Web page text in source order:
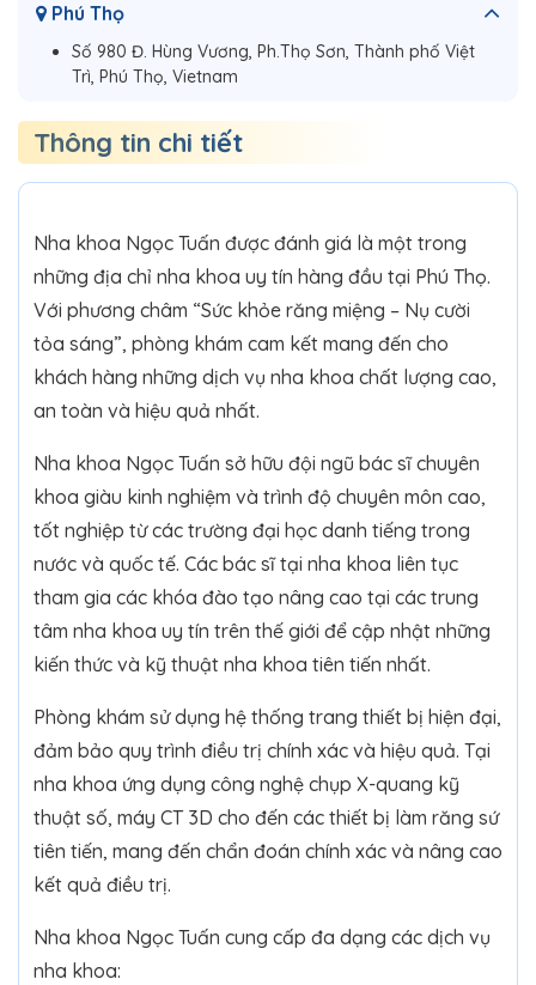
Phú Thọ
Số 980 Đ. Hùng Vương, Ph.Thọ Sơn, Thành phố Việt
Trì, Phú Thọ, Vietnam
Thông tin chi tiết
Nha khoa Ngọc Tuấn được đánh giá là một trong
những địa chỉ nha khoa uy tín hàng đầu tại Phú Thọ.
Với phương châm “Sức khỏe răng miệng – Nụ cười
tỏa sáng”, phòng khám cam kết mang đến cho
khách hàng những dịch vụ nha khoa chất lượng cao,
an toàn và hiệu quả nhất.
Nha khoa Ngọc Tuấn sở hữu đội ngũ bác sĩ chuyên
khoa giàu kinh nghiệm và trình độ chuyên môn cao,
tốt nghiệp từ các trường đại học danh tiếng trong
nước và quốc tế. Các bác sĩ tại nha khoa liên tục
tham gia các khóa đào tạo nâng cao tại các trung
tâm nha khoa uy tín trên thế giới để cập nhật những
kiến thức và kỹ thuật nha khoa tiên tiến nhất.
Phòng khám sử dụng hệ thống trang thiết bị hiện đại,
đảm bảo quy trình điều trị chính xác và hiệu quả. Tại
nha khoa ứng dụng công nghệ chụp X-quang kỹ
thuật số, máy CT 3D cho đến các thiết bị làm răng sứ
tiên tiến, mang đến chẩn đoán chính xác và nâng cao
kết quả điều trị.
Nha khoa Ngọc Tuấn cung cấp đa dạng các dịch vụ
nha khoa: